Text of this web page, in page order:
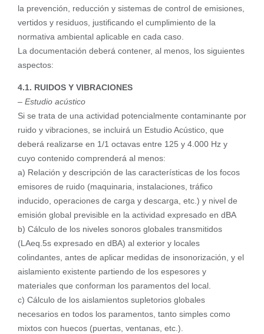
la prevención, reducción y sistemas de control de emisiones,
vertidos y residuos, justificando el cumplimiento de la
normativa ambiental aplicable en cada caso.
La documentación deberá contener, al menos, los siguientes
aspectos:
4.1. RUIDOS Y VIBRACIONES
– Estudio acústico
Si se trata de una actividad potencialmente contaminante por
ruido y vibraciones, se incluirá un Estudio Acústico, que
deberá realizarse en 1/1 octavas entre 125 y 4.000 Hz y
cuyo contenido comprenderá al menos:
a) Relación y descripción de las características de los focos
emisores de ruido (maquinaria, instalaciones, tráfico
inducido, operaciones de carga y descarga, etc.) y nivel de
emisión global previsible en la actividad expresado en dBA
b) Cálculo de los niveles sonoros globales transmitidos
(LAeq.5s expresado en dBA) al exterior y locales
colindantes, antes de aplicar medidas de insonorización, y el
aislamiento existente partiendo de los espesores y
materiales que conforman los paramentos del local.
c) Cálculo de los aislamientos supletorios globales
necesarios en todos los paramentos, tanto simples como
mixtos con huecos (puertas, ventanas, etc.).